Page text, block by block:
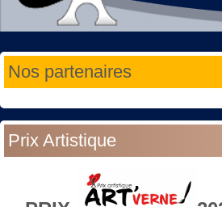
Nos partenaires
Prix Artistique